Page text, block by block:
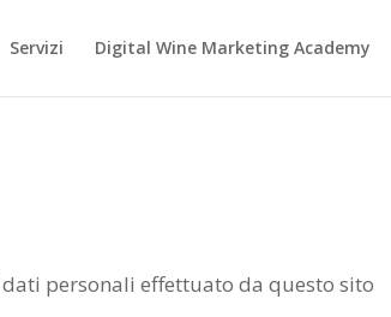
Servizi Digital Wine Marketing Academy
personali effettuato da questo sito